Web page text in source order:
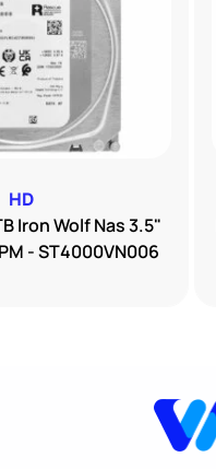
HD
Iron Wolf Nas 3.5"
- ST4000VN006